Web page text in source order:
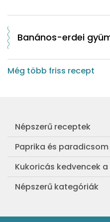
Banános-erdei
Még több friss recept
Népszerű receptek
Frankfurti leves
Egyszerű muffin
Aranygaluska
Egyszerű krumplifőzelék
Paprika és
Pan con Tomate
Paradicsom és paprika
Paradicsomos húsgombóc
Kukoricás kedvencek
Legfinomabb főtt kukorica
Bang bang kukorica
Népszerű kategóriák